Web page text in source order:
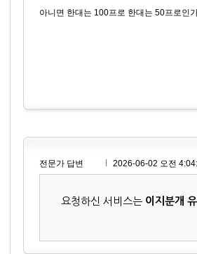
아니면 한대는 100프로 한대는 50프로인
전문가 답변 2026-06-02 오전
요청하신 서비스는 이지분개